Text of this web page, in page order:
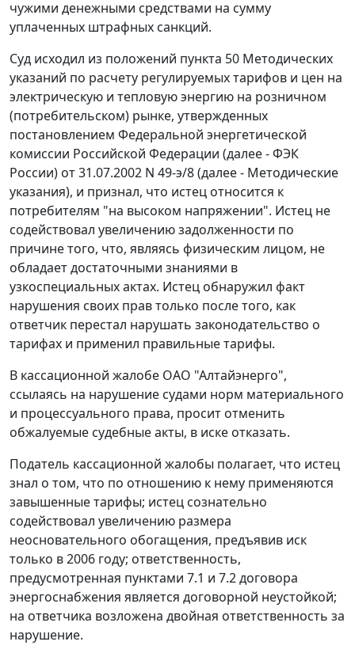
чужими денежными средствами на сумму
уплаченных штрафных санкций.
Суд исходил из положений пункта 50 Методических
указаний по расчету регулируемых тарифов и цен на
электрическую и тепловую энергию на розничном
(потребительском) рынке, утвержденных
постановлением Федеральной энергетической
комиссии Российской Федерации (далее - ФЭК
России) от 31.07.2002 N 49-э/8 (далее - Методические
указания), и признал, что истец относится к
потребителям "на высоком напряжении". Истец не
содействовал увеличению задолженности по
причине того, что, являясь физическим лицом, не
обладает достаточными знаниями в
узкоспециальных актах. Истец обнаружил факт
нарушения своих прав только после того, как
ответчик перестал нарушать законодательство о
тарифах и применил правильные тарифы.
В кассационной жалобе ОАО "Алтайэнерго",
ссылаясь на нарушение судами норм материального
и процессуального права, просит отменить
обжалуемые судебные акты, в иске отказать.
Податель кассационной жалобы полагает, что истец
знал о том, что по отношению к нему применяются
завышенные тарифы; истец сознательно
содействовал увеличению размера
неосновательного обогащения, предъявив иск
только в 2006 году; ответственность,
предусмотренная пунктами 7.1 и 7.2 договора
энергоснабжения является договорной неустойкой;
на ответчика возложена двойная ответственность за
нарушение.